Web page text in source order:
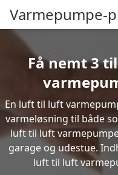
Varmepumpe-
Få nemt 3
En luft til luft
varmeløsning til både
luft til luft
garage og udestue.
luft til luft